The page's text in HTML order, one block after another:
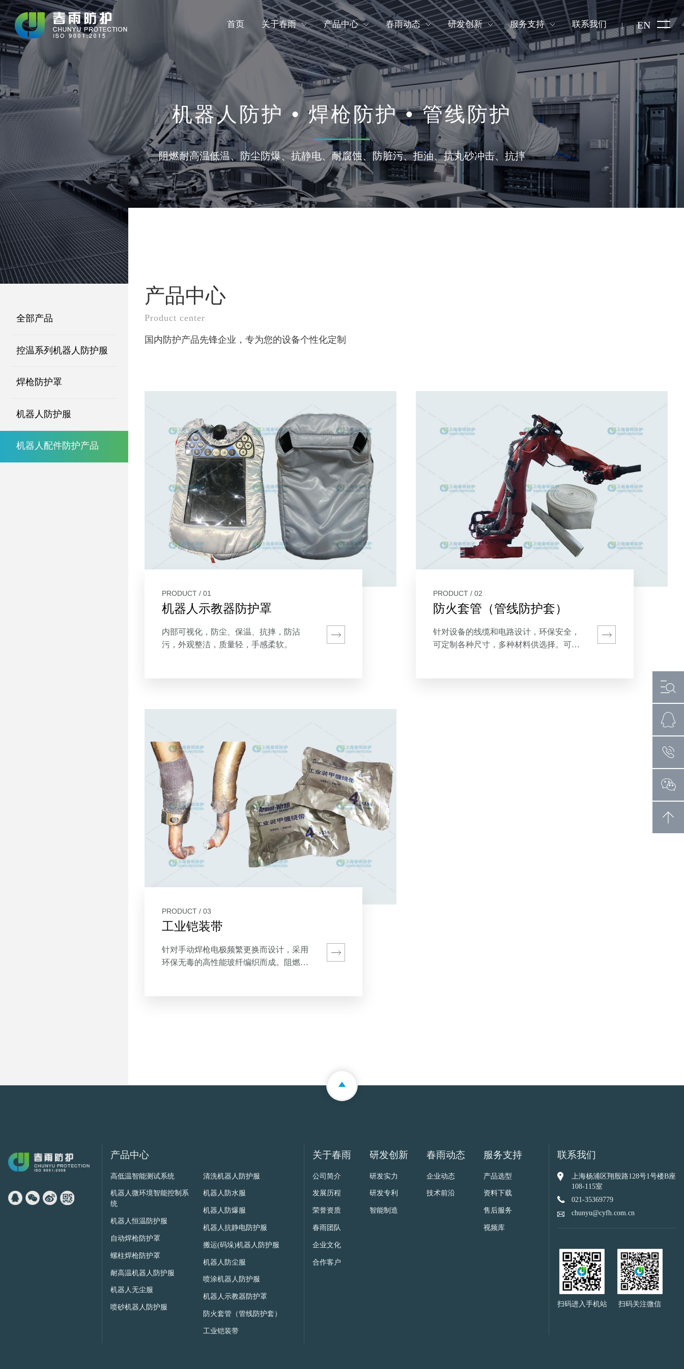
EN
首页 关于春雨 产品中心 春雨动态 研发创新 服务支持 联系我们
机器人防护 • 焊枪防护 • 管线防护
阻燃耐高温低温、防尘防爆、抗静电、耐腐蚀、防脏污、拒油、抗丸砂冲击、抗摔
全部产品
控温系列机器人防护服
焊枪防护罩
机器人防护服
机器人配件防护产品
产品中心
Product center
国内防护产品先锋企业，专为您的设备个性化定制
PRODUCT / 01
机器人示教器防护罩
内部可视化，防尘、保温、抗摔，防沾
污，外观整洁，质量轻，手感柔软。
PRODUCT / 02
防火套管（管线防护套）
针对设备的线缆和电路设计，环保安全，
可定制各种尺寸，多种材料供选择。可延
PRODUCT / 03
工业铠装带
针对手动焊枪电极频繁更换而设计，采用
环保无毒的高性能玻纤编织而成。阻燃、
产品中心
高低温智能测试系统
机器人微环境智能控制系
统
机器人恒温防护服
自动焊枪防护罩
螺柱焊枪防护罩
耐高温机器人防护服
机器人无尘服
喷砂机器人防护服
清洗机器人防护服
机器人防水服
机器人防爆服
机器人抗静电防护服
搬运(码垛)机器人防护服
机器人防尘服
喷涂机器人防护服
机器人示教器防护罩
防火套管（管线防护套）
工业铠装带
关于春雨
公司简介
发展历程
荣誉资质
春雨团队
企业文化
合作客户
研发创新
研发实力
研发专利
智能制造
春雨动态
企业动态
技术前沿
服务支持
产品选型
资料下载
售后服务
视频库
联系我们
上海杨浦区翔殷路128号1号楼B座
108-115室
021-35369779
chunyu@cyfh.com.cn
扫码进入手机站 扫码关注微信